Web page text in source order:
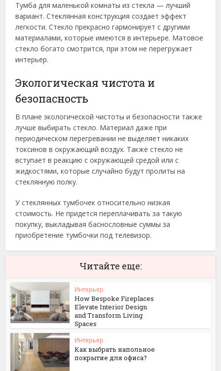
Тумба для маленькой комнаты из стекла — лучший
вариант. Стеклянная конструкция создает эффект
легкости. Стекло прекрасно гармонирует с другими
материалами, которые имеются в интерьере. Матовое
стекло богато смотрится, при этом не перегружает
интерьер.
Экологическая чистота и
безопасность
В плане экологической чистоты и безопасности также
лучше выбирать стекло. Материал даже при
периодическом перегревании не выделяет никаких
токсинов в окружающий воздух. Также стекло не
вступает в реакцию с окружающей средой или с
жидкостями, которые случайно будут пролиты на
стеклянную полку.
У стеклянных тумбочек относительно низкая
стоимость. Не придется переплачивать за такую
покупку, выкладывая баснословные суммы за
приобретение тумбочки под телевизор.
Читайте еще:
Интерьер
How Bespoke Fireplaces
Elevate Interior Design
and Transform Living
Spaces
Интерьер
Как выбрать напольное
покрытие для офиса?